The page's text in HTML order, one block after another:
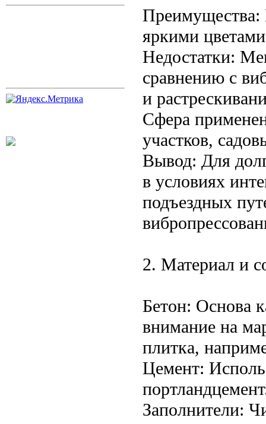
Преимущества:
яркими
Недостатки:
сравнению с
и
Сфера
участков,
Вывод: Для
в условиях
подъездных
2. Материал и
Бетон: Основа
внимание на
плитка,
Цемент:
Заполнители: